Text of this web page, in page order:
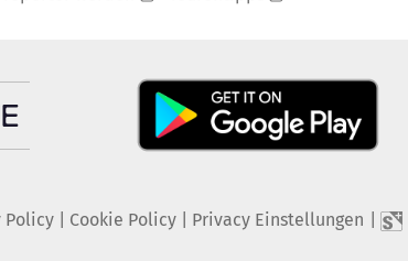
Policy| Cookie Policy| Privacy Einstellungen